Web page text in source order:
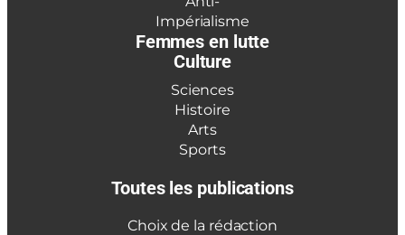
Impérialisme
Femmes en lutte
Culture
Sciences
Histoire
Arts
Sports
Toutes les publications
Choix de la rédaction